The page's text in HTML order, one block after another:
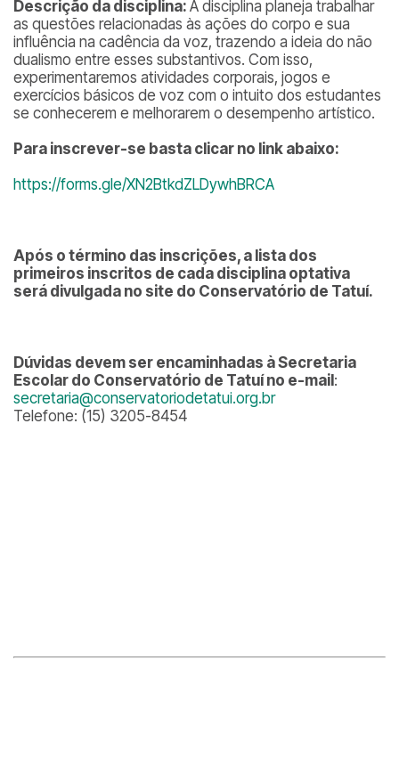
Descrição da disciplina: A disciplina planeja trabalhar
as questões relacionadas às ações do corpo e sua
influência na cadência da voz, trazendo a ideia do não
dualismo entre esses substantivos. Com isso,
experimentaremos atividades corporais, jogos e
exercícios básicos de voz com o intuito dos estudantes
se conhecerem e melhorarem o desempenho artístico.
Para inscrever-se basta clicar no link abaixo:
https://forms.gle/XN2BtkdZLDywhBRCA
Após o término das inscrições, a lista dos
primeiros inscritos de cada disciplina optativa
será divulgada no site do Conservatório de Tatuí.
Dúvidas devem ser encaminhadas à Secretaria
Escolar do Conservatório de Tatuí no e-mail :
secretaria@conservatoriodetatui.org.br
Telefone: (15) 3205-8454